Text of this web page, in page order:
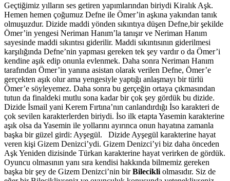
Geçtiğimiz yılların ses getiren yapımlarından biriydi Kiralık Aşk.
Hemen hemen çoğumuz Defne ile Ömer’in aşkına yakından tanık
olmuşuzdur. Dizide maddi yönden sıkıntıya düşen Defne,bir şekilde
Ömer’in yengesi Neriman Hanım’la tanışır ve Neriman Hanım
sayesinde maddi sıkıntısı giderilir. Maddi sıkıntısının giderilmesi
karşılığında Defne’nin yapması gereken tek şey vardır o da Ömer’i
kendine aşık edip onunla evlenmek. Daha sonra Neriman Hanım
tarafından Ömer’in yanına asistan olarak verilen Defne, Ömer’e
gerçekten aşık olur ama yengesiyle yaptığı anlaşmayı bir türlü
Ömer’e söyleyemez. Daha sonra bu gerçeğin ortaya çıkmasından
tutun da finaldeki mutlu sona kadar bir çok şey gördük bu dizide.
Dizide İsmail yani Kerem Fırtına’nın canlandırdığı İso karakteri de
çok sevilen karakterlerden biriydi. İso ilk etapta Yasemin karakterine
aşık olsa da Yasemin ile yollarını ayırınca onun hayatına zamanla
başka bir güzel girdi: Ayşegül.
Dizide Ayşegül karakterine hayat
veren kişi Gizem Denizci’ydi. Gizem Denizci’yi biz daha önceden
Aşk Yeniden dizisinde Türkan karakterine hayat verirken de gördük.
Oyuncu olmasının yanı sıra kendisi hakkında bilmemiz gereken
başka bir şey de Gizem Denizci’nin birBilecikli olmasıdır. Siz de